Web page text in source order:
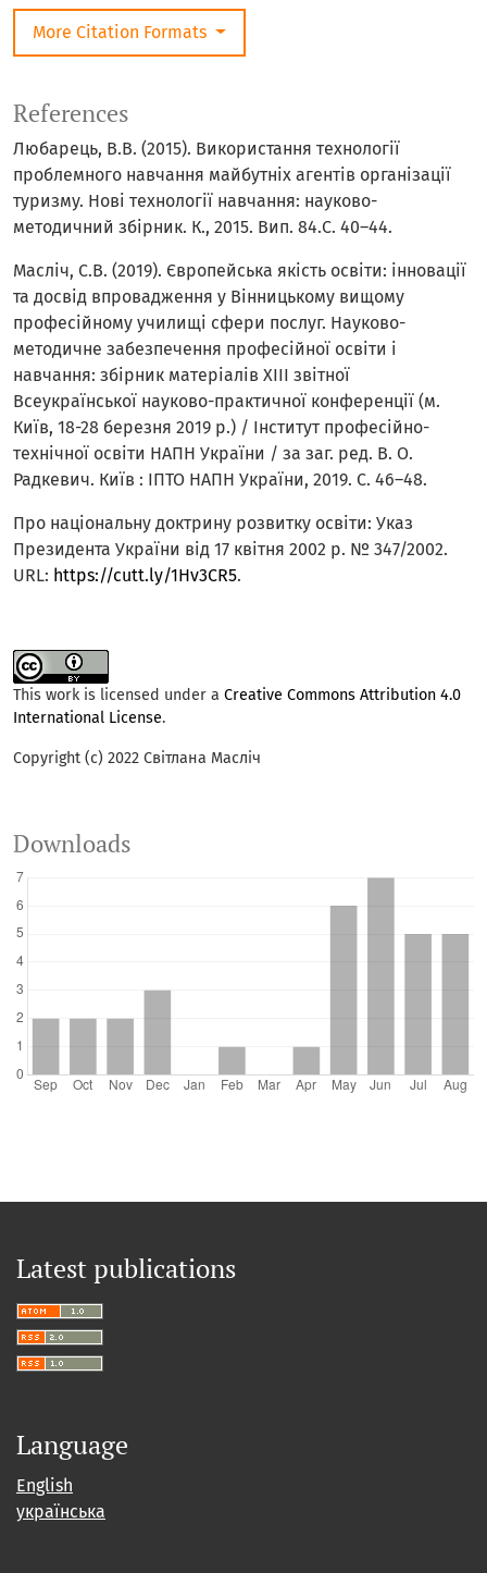
More Citation Formats
References
Любарець, В.В. (2015). Використання технології
проблемного навчання майбутніх агентів організації
туризму. Нові технології навчання: науково-
методичний збірник. К., 2015. Вип. 84.С. 40–44.
Масліч, С.В. (2019). Європейська якість освіти: інновації
та досвід впровадження у Вінницькому вищому
професійному училищі сфери послуг. Науково-
методичне забезпечення професійної освіти і
навчання: збірник матеріалів ХІІІ звітної
Всеукраїнської науково-практичної конференції (м.
Київ, 18-28 березня 2019 р.) / Інститут професійно-
технічної освіти НАПН України / за заг. ред. В. О.
Радкевич. Київ : ІПТО НАПН України, 2019. С. 46–48.
Про національну доктрину розвитку освіти: Указ
Президента України від 17 квітня 2002 р. № 347/2002.
URL: https://cutt.ly/1Hv3CR5.
This work is licensed under a Creative Commons Attribution 4.0
International License.
Copyright (c) 2022 Світлана Масліч
Downloads
Latest publications
Language
English
українська